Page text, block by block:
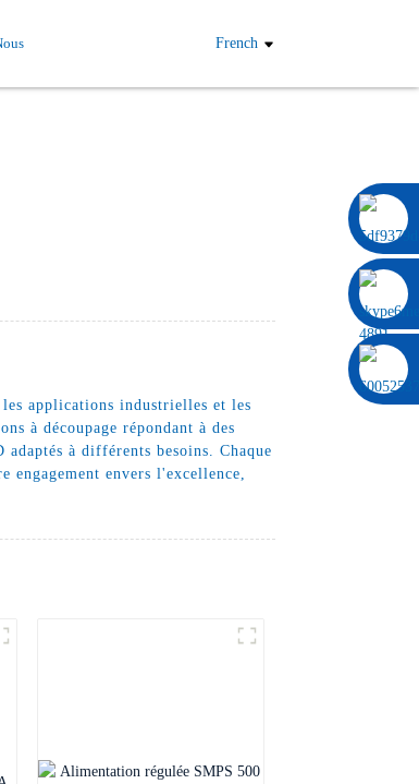
French
les applications industrielles et les
à découpage répondant à des
à différents besoins. Chaque
envers l'excellence,